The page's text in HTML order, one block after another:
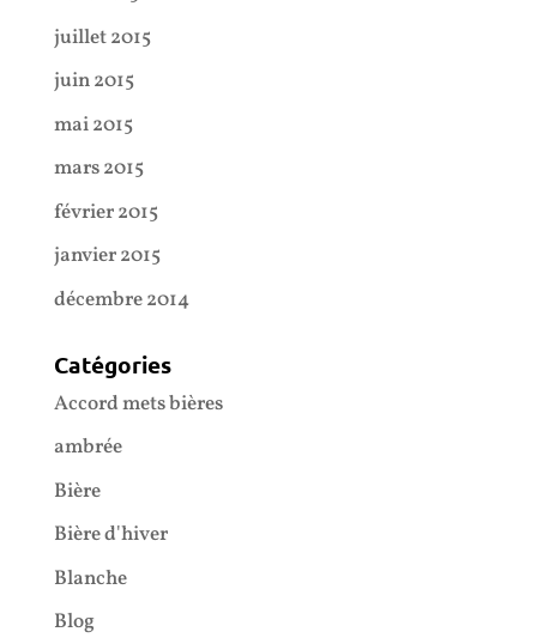
juillet 2015
juin 2015
mai 2015
mars 2015
février 2015
janvier 2015
décembre 2014
Catégories
Accord mets bières
ambrée
Bière
Bière d'hiver
Blanche
Blog